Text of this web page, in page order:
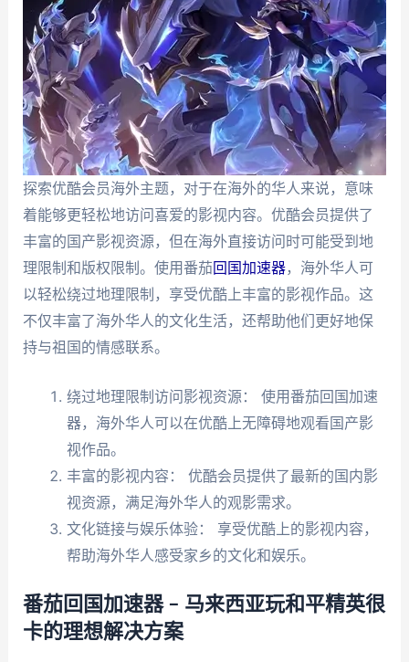
探索优酷会员海外主题，对于在海外的华人来说，意味
着能够更轻松地访问喜爱的影视内容。优酷会员提供了
丰富的国产影视资源，但在海外直接访问时可能受到地
理限制和版权限制。使用番茄回国加速器，海外华人可
以轻松绕过地理限制，享受优酷上丰富的影视作品。这
不仅丰富了海外华人的文化生活，还帮助他们更好地保
持与祖国的情感联系。
绕过地理限制访问影视资源： 使用番茄回国加速
器，海外华人可以在优酷上无障碍地观看国产影
视作品。
丰富的影视内容： 优酷会员提供了最新的国内影
视资源，满足海外华人的观影需求。
文化链接与娱乐体验： 享受优酷上的影视内容，
帮助海外华人感受家乡的文化和娱乐。
番茄回国加速器 – 马来西亚玩和平精英很
卡的理想解决方案